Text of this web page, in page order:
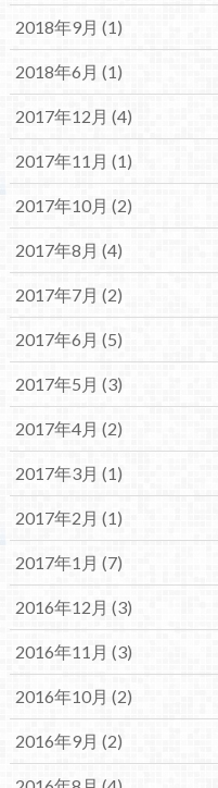
2018年9月 (1)
2018年6月 (1)
2017年12月 (4)
2017年11月 (1)
2017年10月 (2)
2017年8月 (4)
2017年7月 (2)
2017年6月 (5)
2017年5月 (3)
2017年4月 (2)
2017年3月 (1)
2017年2月 (1)
2017年1月 (7)
2016年12月 (3)
2016年11月 (3)
2016年10月 (2)
2016年9月 (2)